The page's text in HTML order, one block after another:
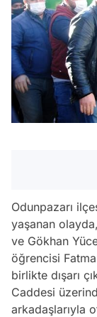
Odunpazarı
yaşanan
ve Gökhan
öğrencisi
birlikte dışarı
Caddesi
arkadaşlarıyla